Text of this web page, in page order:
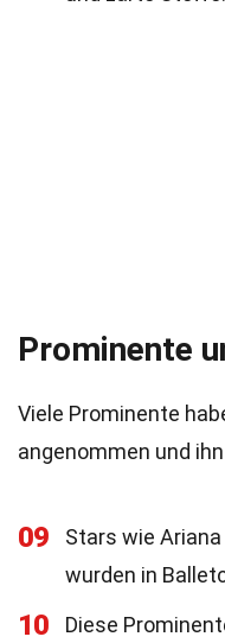
Prominente
Viele Prominente
angenommen und
09 Stars wie Ariana
wurden in
10
Diese